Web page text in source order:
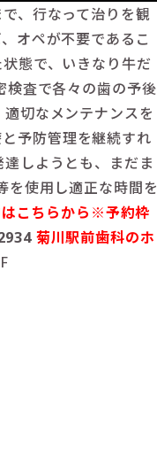
、行なって治りを観
オペが不要であるこ
態で、いきなり牛だ
検査で各々の歯の予後
切なメンテナンスを
予防管理を継続すれ
しようとも、まだま
を使用し適正な時間を
こちらから※予約枠
菊川駅前歯科のホ
1F